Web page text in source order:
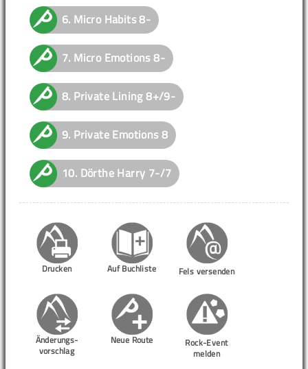
6. Micro Habits8-
7. Micro Emotions8-
8. Private Lining8+/9-
9. Private Emotions8
10. Dörthe Harry 7-/7
Drucken Auf Buchliste Fels versenden
Änderungs-
vorschlag
Neue Route
Rock-Event
melden